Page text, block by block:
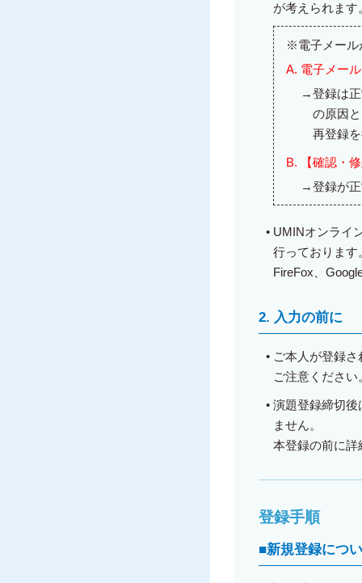
が考えられます
※電子メール
A. 電子メー
→登録は
の原因
再登録
B.
【確認・
→登録が
• UMINオンライ
行っておりま
FireFox、
2. 入力の前に
• ご本人が登録
ご注意ください
• 演題登録締切
ません。
本登録の前に
登録手順
■新規登録につ